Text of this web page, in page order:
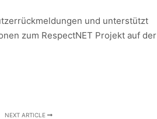
und unterstützt
zum RespectNET Projekt auf der
NEXT ARTICLE